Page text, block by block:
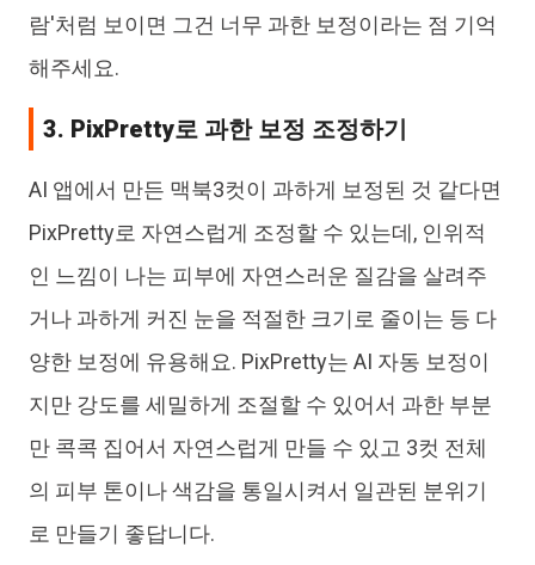
람'처럼 보이면 그건 너무 과한 보정이라는 점 기억
해주세요.
3. PixPretty로 과한 보정 조정하기
AI 앱에서 만든 맥북3컷이 과하게 보정된 것 같다면
PixPretty로 자연스럽게 조정할 수 있는데, 인위적
인 느낌이 나는 피부에 자연스러운 질감을 살려주
거나 과하게 커진 눈을 적절한 크기로 줄이는 등 다
양한 보정에 유용해요. PixPretty는 AI 자동 보정이
지만 강도를 세밀하게 조절할 수 있어서 과한 부분
만 콕콕 집어서 자연스럽게 만들 수 있고 3컷 전체
의 피부 톤이나 색감을 통일시켜서 일관된 분위기
로 만들기 좋답니다.